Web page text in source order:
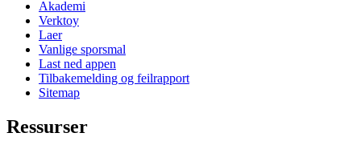
Akademi
Verktoy
Laer
Vanlige sporsmal
Last ned appen
Tilbakemelding og feilrapport
Sitemap
Ressurser